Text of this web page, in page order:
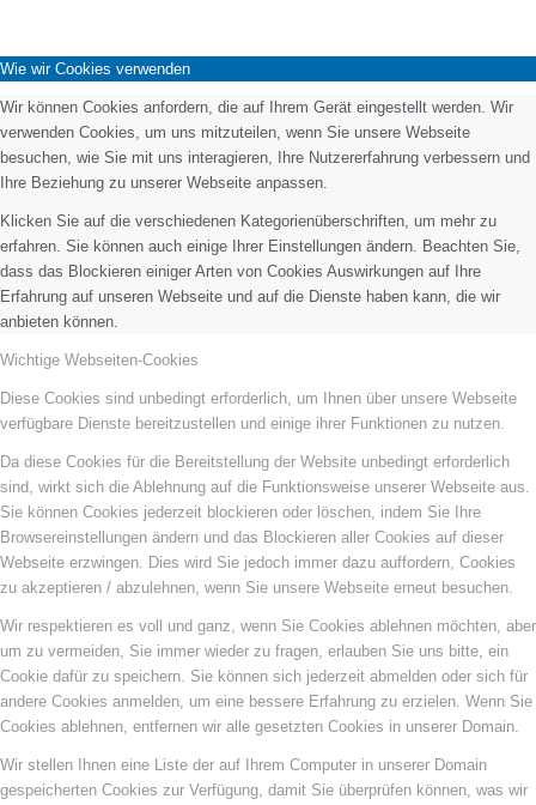
Wie wir Cookies verwenden
Wir können Cookies anfordern, die auf Ihrem Gerät eingestellt werden. Wir
verwenden Cookies, um uns mitzuteilen, wenn Sie unsere Webseite
besuchen, wie Sie mit uns interagieren, Ihre Nutzererfahrung verbessern und
Ihre Beziehung zu unserer Webseite anpassen.
Klicken Sie auf die verschiedenen Kategorienüberschriften, um mehr zu
erfahren. Sie können auch einige Ihrer Einstellungen ändern. Beachten Sie,
dass das Blockieren einiger Arten von Cookies Auswirkungen auf Ihre
Erfahrung auf unseren Webseite und auf die Dienste haben kann, die wir
anbieten können.
Wichtige Webseiten-Cookies
Diese Cookies sind unbedingt erforderlich, um Ihnen über unsere Webseite
verfügbare Dienste bereitzustellen und einige ihrer Funktionen zu nutzen.
Da diese Cookies für die Bereitstellung der Website unbedingt erforderlich
sind, wirkt sich die Ablehnung auf die Funktionsweise unserer Webseite aus.
Sie können Cookies jederzeit blockieren oder löschen, indem Sie Ihre
Browsereinstellungen ändern und das Blockieren aller Cookies auf dieser
Webseite erzwingen. Dies wird Sie jedoch immer dazu auffordern, Cookies
zu akzeptieren / abzulehnen, wenn Sie unsere Webseite erneut besuchen.
Wir respektieren es voll und ganz, wenn Sie Cookies ablehnen möchten, aber
um zu vermeiden, Sie immer wieder zu fragen, erlauben Sie uns bitte, ein
Cookie dafür zu speichern. Sie können sich jederzeit abmelden oder sich für
andere Cookies anmelden, um eine bessere Erfahrung zu erzielen. Wenn Sie
Cookies ablehnen, entfernen wir alle gesetzten Cookies in unserer Domain.
Wir stellen Ihnen eine Liste der auf Ihrem Computer in unserer Domain
gespeicherten Cookies zur Verfügung, damit Sie überprüfen können, was wir